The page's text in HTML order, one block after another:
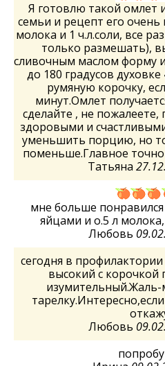
Я готовлю такой омлет
семьи и рецепт его очень
молока и 1 ч.л.соли, все
только размешать),
сливочным маслом форму
до 180 градусов
румяную корочку,
минут.Омлет
сделайте , не пожалеете,
здоровыми и
уменьшить порцию, но
поменьше.Главное
Татьяна
мне больше
яйцами и о.5 л
Любовь
сегодня в
высокий с корочкой
Любовь